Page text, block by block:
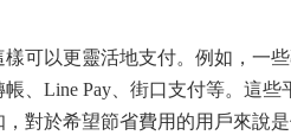
可以更靈活地支付。例如，一
、Line Pay、街口支付等。這些
對於希望節省費用的用戶來說